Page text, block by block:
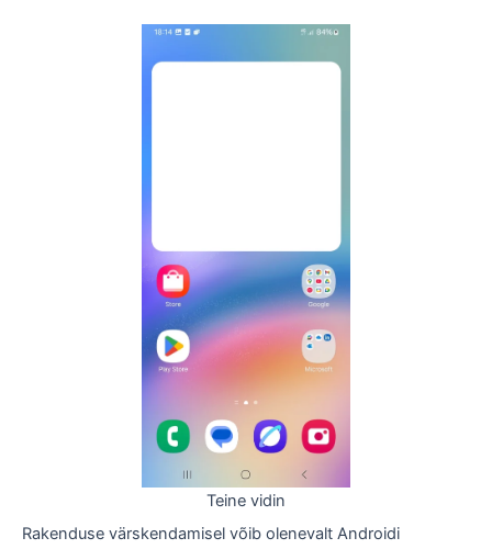
Teine vidin
Rakenduse värskendamisel võib olenevalt Androidi